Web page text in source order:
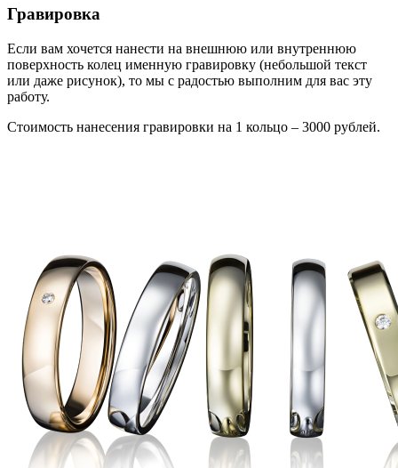
Гравировка
Если вам хочется нанести на внешнюю или внутреннюю
поверхность колец именную гравировку (небольшой текст
или даже рисунок), то мы с радостью выполним для вас эту
работу.
Стоимость нанесения гравировки на 1 кольцо – 3000 рублей.